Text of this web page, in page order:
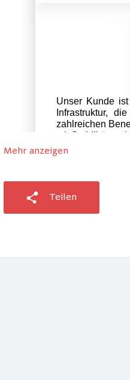
Mehr anzeigen
Teilen